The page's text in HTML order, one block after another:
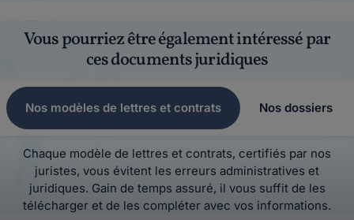
Vous pourriez être également intéressé par
ces documents juridiques
Nos modèles de lettres et contrats Nos dossiers
Chaque modèle de lettres et contrats, certifiés par nos
juristes, vous évitent les erreurs administratives et
juridiques. Gain de temps assuré, il vous suffit de les
télécharger et de les compléter avec vos informations.